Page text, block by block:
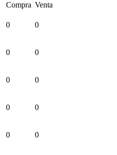
Compra Venta
0 0
0 0
0 0
0 0
0 0